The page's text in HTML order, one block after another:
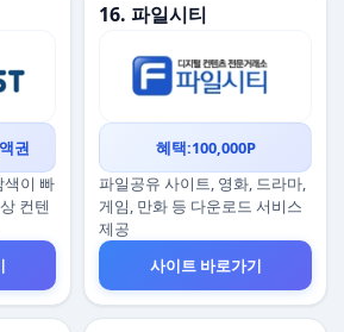
권
색이 빠
컨텐
16. 파일시티
혜택:100,000P
파일공유 사이트, 영화, 드라마,
게임, 만화 등 다운로드 서비스
제공
사이트 바로가기